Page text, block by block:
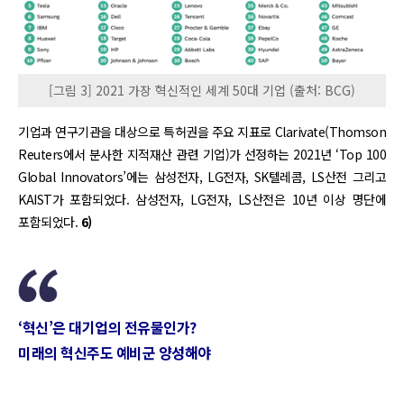
[그림 3] 2021 가장 혁신적인 세계 50대 기업 (출처: BCG)
기업과 연구기관을 대상으로 특허권을 주요 지표로 Clarivate(Thomson
Reuters에서 분사한 지적재산 관련 기업)가 선정하는 2021년 ‘Top 100
Global Innovators’에는 삼성전자, LG전자, SK텔레콤, LS산전 그리고
KAIST가 포함되었다. 삼성전자, LG전자, LS산전은 10년 이상 명단에
포함되었다. 6)
‘혁신’은 대기업의 전유물인가?
미래의 혁신주도 예비군 양성해야